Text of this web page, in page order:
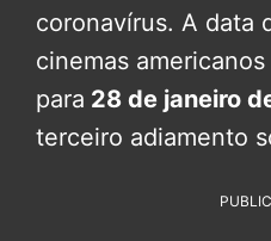
coronavírus. A data
cinemas
para 28 de janeiro
terceiro adiamento